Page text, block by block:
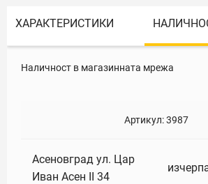
ХАРАКТЕРИСТИКИ
Наличност в магазинната мрежа
Артикул:3987
Асеновград ул. Цар
Иван Асен II 34